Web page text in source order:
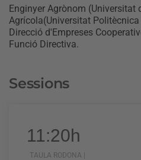
Enginyer Agrònom (Universitat
Agrícola(Universitat
Direcció d'Empreses
Funció Directiva.
Sessions
11:20h
TAULA RODONA |